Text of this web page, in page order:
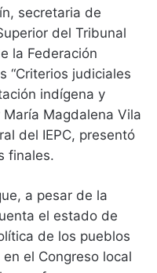
secretaria de
del Tribunal
la Federación
“Criterios judiciales
indígena y
Magdalena Vila
del IEPC, presentó
finales.
a pesar de la
el estado de
de los pueblos
el Congreso local